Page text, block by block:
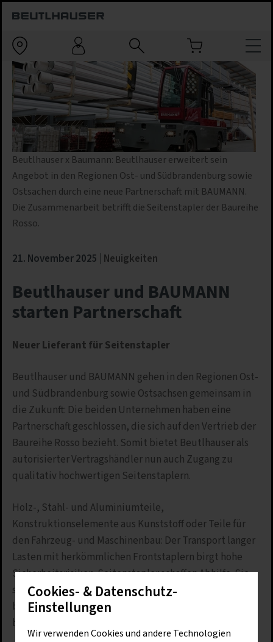
Beutlhauser x Baumann: Beutlhauser erweitert sein
Angebot in den Regionen Ost- und Südbrandenburg sowie
Ostsachen durch eine neue Partnerschaft mit BAUMANN.
Die Zusammenarbeit betrifft die Seitenstapler der Baureihe
Rosso.
21. November 2025 Neuigkeiten
Beutlhauser und BAUMANN
starten Partnerschaft
Neuer Lieferant für Seitenstapler
Beutlhauser und BAUMANN gehen in den Regionen Ost-
und Südbrandenburg sowie Ostsachsen gemeinsam in
die Zukunft: Die beiden Unternehmen haben eine
Partnerschaft geschlossen, die sich auf den Vertrieb der
Baureihe Rosso bezieht. Somit bietet Beutlhauser als
autorisierter Vertragshändler nun auch Zugang zu
qualitativ hochwertigen Seitenstaplern.
Holz-, Stahl- und Aluminiumteile,
Konstruktionselemente aus Kunststoff oder Teile für
den Fahrzeug- und Maschinenbau: Der Transport langer
Lasten mit herkömmlichen Frontstaplern birgt hohe
Sicherheitsrisiken. Seitenstapler schaffen Abhilfe. Sie
sind so konzipiert, dass lange Lasten sicher und schnell
bewegt werden können, und bieten dem Fahrer eine
bessere Sicht auf die Fahrwege.
Cookies- & Datenschutz-
Einstellungen
Wir verwenden Cookies und andere Technologien